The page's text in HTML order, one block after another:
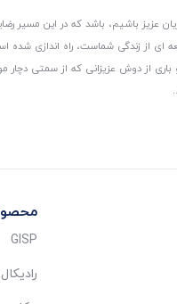
عزیز باشیم، باشد که در این مسیر
ای از زندگی شماست، راه اندازی
باری از دوش عزیزانی که از سمتی
GISP
رادیکال